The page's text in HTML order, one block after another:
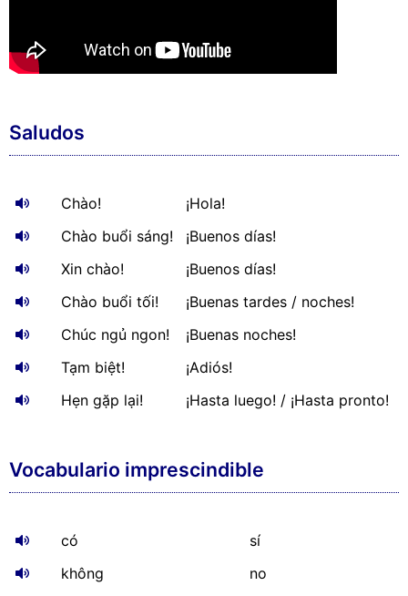
Saludos
Chào!
¡Hola!
Chào buổi sáng!
¡Buenos días!
Xin chào!
¡Buenos días!
Chào buổi tối!
¡Buenas tardes / noches!
Chúc ngủ ngon!
¡Buenas noches!
Tạm biệt!
¡Adiós!
Hẹn gặp lại!
¡Hasta luego! / ¡Hasta pronto!
Vocabulario imprescindible
có
sí
không
no